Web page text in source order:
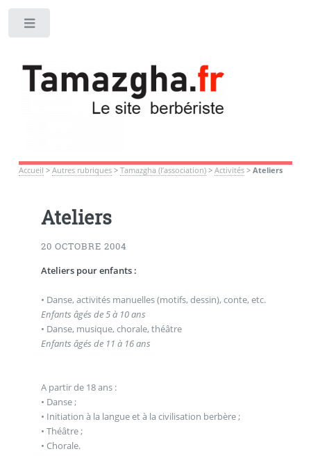
Accueil > Autres rubriques> Tamazgha (l’association)> Activités> Ateliers
Ateliers
20 OCTOBRE 2004
Ateliers pour enfants :
• Danse, activités manuelles (motifs, dessin), conte, etc.
Enfants âgés de 5 à 10 ans
• Danse, musique, chorale, théâtre
Enfants âgés de 11 à 16 ans
A partir de 18 ans :
• Danse ;
• Initiation à la langue et à la civilisation berbère ;
• Théâtre ;
• Chorale.